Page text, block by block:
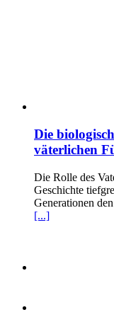
Die
väterlichen
Die Rolle des
Geschichte
Generationen
[...]